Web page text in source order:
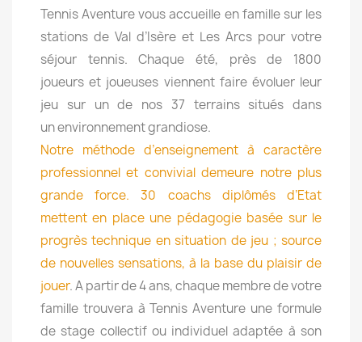
Tennis Aventure vous accueille en famille sur les
stations de Val d’Isère et Les Arcs pour votre
séjour tennis. Chaque été, près de 1800
joueurs et joueuses viennent faire évoluerleur
jeu sur un de nos 37 terrainssitués dans
un environnement grandiose.
Notre méthode d’enseignement à caractère
professionnel et convivial demeure notre plus
grande force. 30 coachs diplômés d’Etat
mettent en place une pédagogie basée sur le
progrès technique en situation de jeu ; source
de nouvelles sensations, à la base du plaisir de
jouer.A partir de 4 ans, chaque membre de votre
famille trouvera à Tennis Aventure une formule
de stage collectif ou individuel adaptée à son